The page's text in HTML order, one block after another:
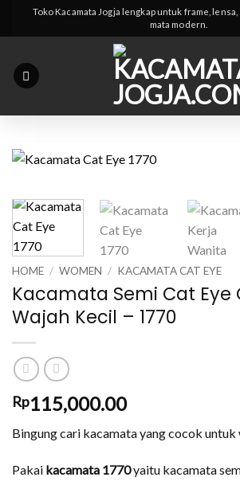
Toko Kacamata Jogja lengkap untuk frame,
mata modern.
HOME / WOMEN / KACAMATA CAT EYE
Kacamata Semi Cat Eye
Wajah Kecil – 1770
Rp115,000.00
Bingung cari kacamata yang cocok untuk
Pakai kacamata 1770yaitu kacamata